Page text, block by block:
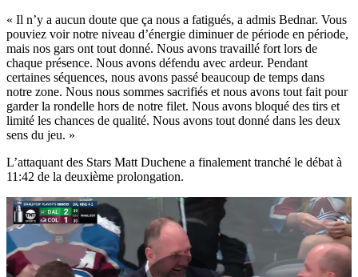
« Il n’y a aucun doute que ça nous a fatigués, a admis Bednar. Vous
pouviez voir notre niveau d’énergie diminuer de période en période,
mais nos gars ont tout donné. Nous avons travaillé fort lors de
chaque présence. Nous avons défendu avec ardeur. Pendant
certaines séquences, nous avons passé beaucoup de temps dans
notre zone. Nous nous sommes sacrifiés et nous avons tout fait pour
garder la rondelle hors de notre filet. Nous avons bloqué des tirs et
limité les chances de qualité. Nous avons tout donné dans les deux
sens du jeu. »
L’attaquant des Stars Matt Duchene a finalement tranché le débat à
11:42 de la deuxième prolongation.